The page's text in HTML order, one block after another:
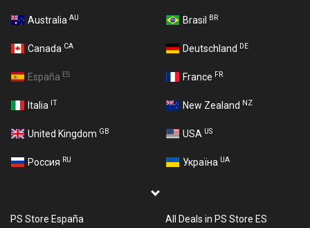
Australia AU Brasil BR
Canada CA Deutschland DE
España ES France FR
Italia IT New Zealand NZ
United Kingdom GB USA US
Россия RU Україна UA
PS Store España All Deals in PS Store ES